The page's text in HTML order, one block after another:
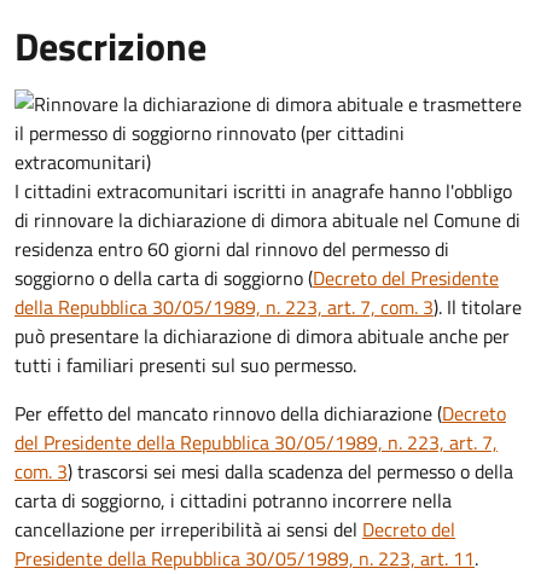
Descrizione
I cittadini extracomunitari iscritti in anagrafe hanno l'obbligo
di rinnovare la dichiarazione di dimora abituale nel Comune di
residenza entro 60 giorni dal rinnovo del permesso di
soggiorno o della carta di soggiorno (Decreto del Presidente
della Repubblica 30/05/1989, n. 223, art. 7, com. 3). Il titolare
può presentare la dichiarazione di dimora abituale anche per
tutti i familiari presenti sul suo permesso.
Per effetto del mancato rinnovo della dichiarazione (Decreto
del Presidente della Repubblica 30/05/1989, n. 223, art. 7,
com. 3) trascorsi sei mesi dalla scadenza del permesso o della
carta di soggiorno, i cittadini potranno incorrere nella
cancellazione per irreperibilità ai sensi del Decreto del
Presidente della Repubblica 30/05/1989, n. 223, art. 11.